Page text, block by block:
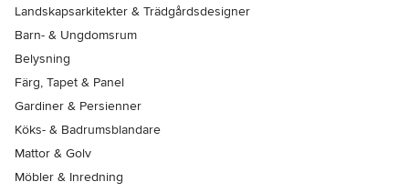
Landskapsarkitekter & Trädgårdsdesigner
Barn- & Ungdomsrum
Belysning
Färg, Tapet & Panel
Gardiner & Persienner
Köks- & Badrumsblandare
Mattor & Golv
Möbler & Inredning